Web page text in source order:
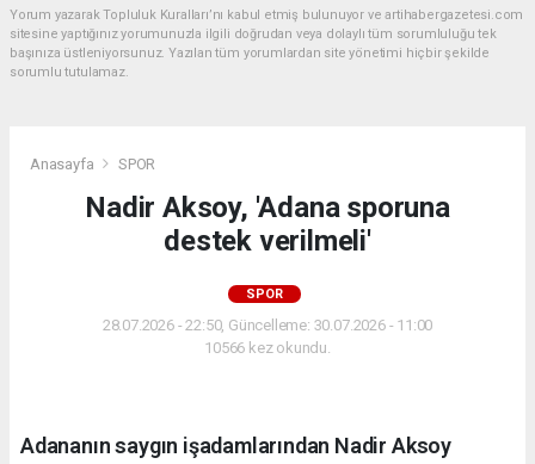
Yorum yazarak Topluluk Kuralları’nı kabul etmiş bulunuyor ve artihabergazetesi.com
sitesine yaptığınız yorumunuzla ilgili doğrudan veya dolaylı tüm sorumluluğu tek
başınıza üstleniyorsunuz. Yazılan tüm yorumlardan site yönetimi hiçbir şekilde
sorumlu tutulamaz.
Anasayfa SPOR
Nadir Aksoy, 'Adana sporuna
destek verilmeli'
SPOR
28.07.2026 - 22:50, Güncelleme: 30.07.2026 - 11:00
10566 kez okundu.
Adananın saygın işadamlarından Nadir Aksoy